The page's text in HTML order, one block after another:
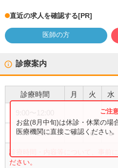
直近の求人を確認する[PR]
医師の方
診療案内
診療時間 月 火 水
9:00〜13:00 ● ● ●
診療時間・内容等について、事前
ださい。
お盆(8月中旬)は休診・休業の場
医療機関に直接ご確認ください。